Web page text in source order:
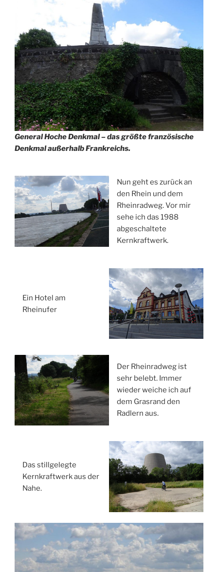
General Hoche Denkmal – das größte französische
Denkmal außerhalb Frankreichs.
Nun geht es zurück an
den Rhein und dem
Rheinradweg. Vor mir
sehe ich das 1988
abgeschaltete
Kernkraftwerk.
Ein Hotel am
Rheinufer
Der Rheinradweg ist
sehr belebt. Immer
wieder weiche ich auf
dem Grasrand den
Radlern aus.
Das stillgelegte
Kernkraftwerk aus der
Nahe.